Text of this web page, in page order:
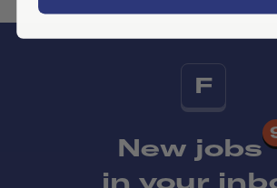
F
New jobs
in your